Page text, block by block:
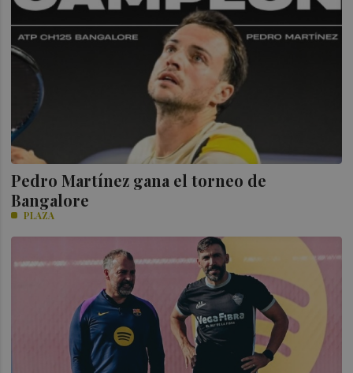
Pedro Martínez gana el torneo de
Bangalore
PLAZA